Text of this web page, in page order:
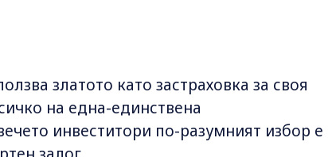
златото като застраховка за своя
на една-единствена
инвеститори по-разумният избор е